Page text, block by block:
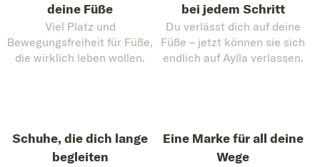
deine Füße
Viel Platz und
Bewegungsfreiheit für Füße,
die wirklich leben wollen.
bei jedem Schritt
Du verlässt dich auf deine
Füße – jetzt können sie sich
endlich auf Aylla verlassen.
Schuhe, die dich lange
begleiten
Eine Marke für all deine
Wege